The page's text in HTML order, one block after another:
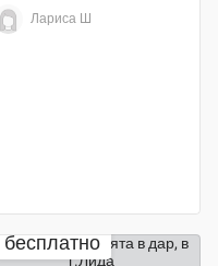
Лариса Ш
бесплатно